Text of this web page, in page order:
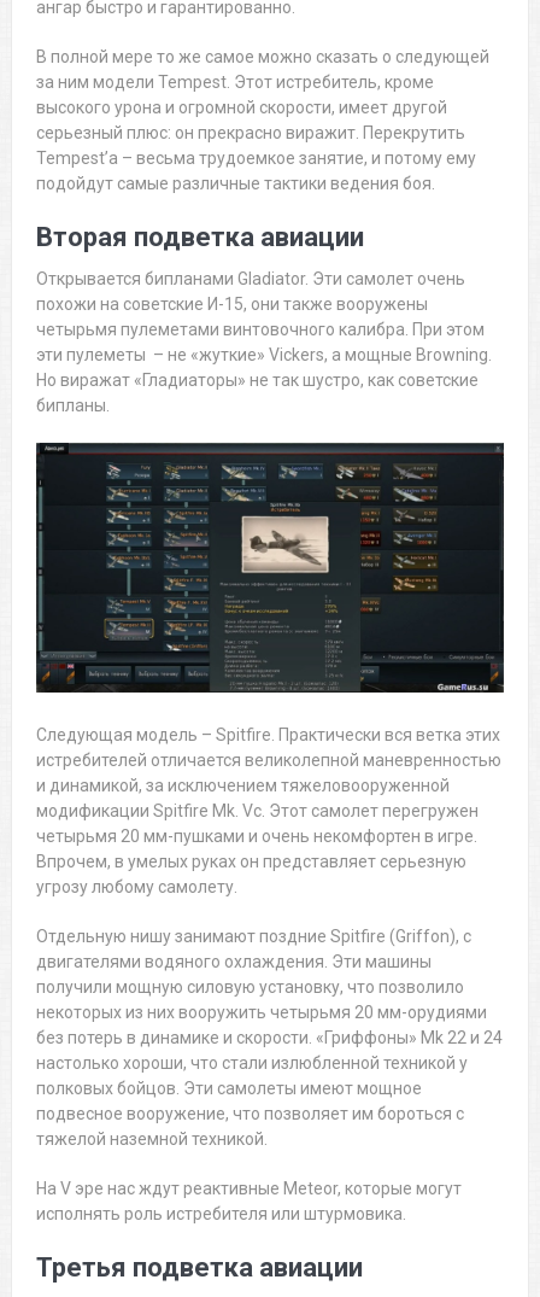
ангар быстро и гарантированно.
В полной мере то же самое можно сказать о следующей
за ним модели Tempest. Этот истребитель, кроме
высокого урона и огромной скорости, имеет другой
серьезный плюс: он прекрасно виражит. Перекрутить
Tempest’a – весьма трудоемкое занятие, и потому ему
подойдут самые различные тактики ведения боя.
Вторая подветка авиации
Открывается бипланами Gladiator. Эти самолет очень
похожи на советские И-15, они также вооружены
четырьмя пулеметами винтовочного калибра. При этом
эти пулеметы – не «жуткие» Vickers, а мощные Browning.
Но виражат «Гладиаторы» не так шустро, как советские
бипланы.
Следующая модель – Spitfire. Практически вся ветка этих
истребителей отличается великолепной маневренностью
и динамикой, за исключением тяжеловооруженной
модификации Spitfire Mk. Vc. Этот самолет перегружен
четырьмя 20 мм-пушками и очень некомфортен в игре.
Впрочем, в умелых руках он представляет серьезную
угрозу любому самолету.
Отдельную нишу занимают поздние Spitfire (Griffon), с
двигателями водяного охлаждения. Эти машины
получили мощную силовую установку, что позволило
некоторых из них вооружить четырьмя 20 мм-орудиями
без потерь в динамике и скорости. «Гриффоны» Mk 22 и 24
настолько хороши, что стали излюбленной техникой у
полковых бойцов. Эти самолеты имеют мощное
подвесное вооружение, что позволяет им бороться с
тяжелой наземной техникой.
На V эре нас ждут реактивные Meteor, которые могут
исполнять роль истребителя или штурмовика.
Третья подветка авиации